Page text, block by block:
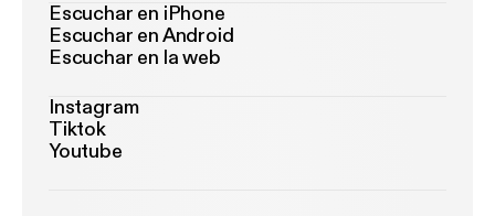
Escuchar en iPhone
Escuchar en Android
Escuchar en la web
Instagram
Tiktok
Youtube